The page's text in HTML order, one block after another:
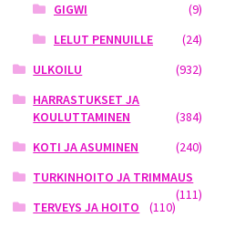
GIGWI
(9)
LELUT PENNUILLE
(24)
ULKOILU
(932)
HARRASTUKSET JA
KOULUTTAMINEN
(384)
KOTI JA ASUMINEN
(240)
TURKINHOITO JA TRIMMAUS
(111)
TERVEYS JA HOITO
(110)